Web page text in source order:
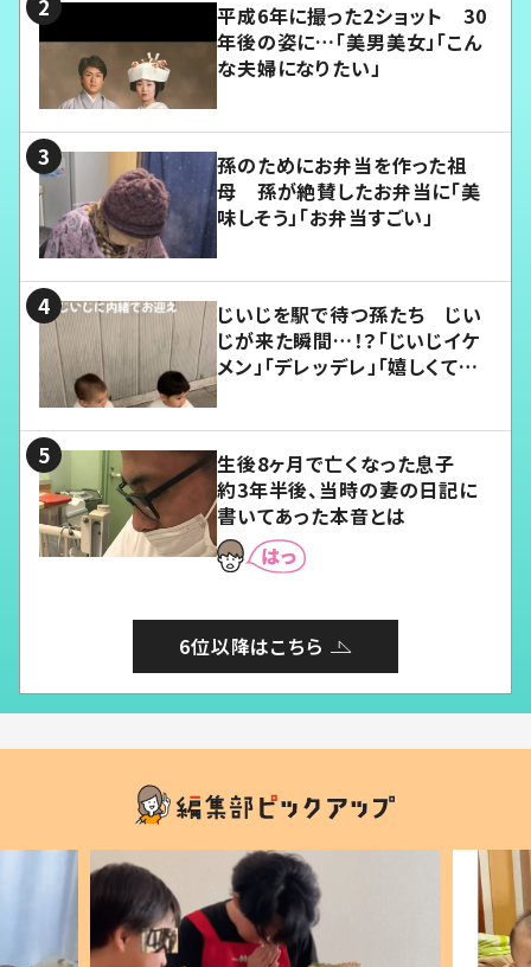
平成6年に撮った2ショット 30
年後の姿に…「美男美女」「こん
な夫婦になりたい」
孫のためにお弁当を作った祖
母 孫が絶賛したお弁当に「美
味しそう」「お弁当すごい」
じいじを駅で待つ孫たち じい
じが来た瞬間…！？「じいじイケ
メン」「デレッデレ」「嬉しくて可
生後8ヶ月で亡くなった息子
約3年半後、当時の妻の日記に
書いてあった本音とは
6位以降はこちら